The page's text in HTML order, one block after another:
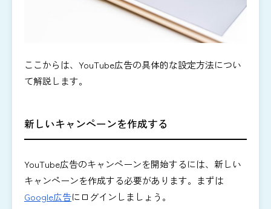
ここからは、YouTube広告の具体的な設定方法につい
て解説します。
新しいキャンペーンを作成する
YouTube広告のキャンペーンを開始するには、新しい
キャンペーンを作成する必要があります。まずは
Google広告にログインしましょう。